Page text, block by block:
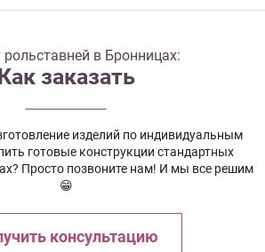
в Бронницах:
заказать
изделий по индивидуальным
готовые конструкции стандартных
Просто позвоните нам! И мы все решим
😁
консультацию